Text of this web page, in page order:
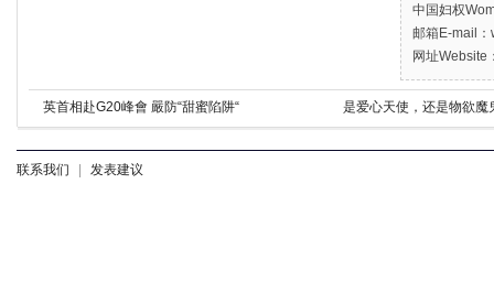
中国妇权
邮箱E-mail
网址Website
英首相赴G20峰會 嚴防“甜蜜陷阱“ 是爱心天使，还是物欲
联系我们 发表建议